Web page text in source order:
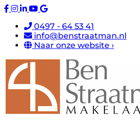
0497 - 64 53 41
info@benstraatman.nl
Naar onze website ›